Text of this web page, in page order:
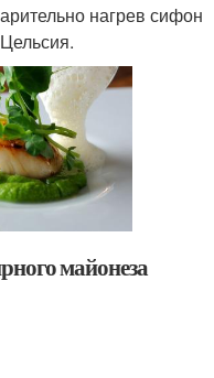
нагрев сифон
майонеза